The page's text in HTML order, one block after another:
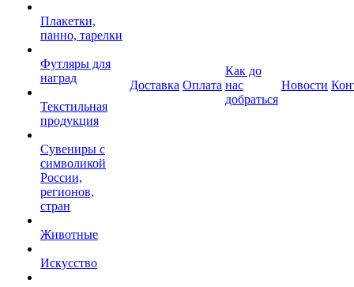
Плакетки,
панно, тарелки
Футляры для
наград
Текстильная
продукция
Сувениры с
символикой
России,
регионов,
стран
Животные
Искусство
Доставка Оплата
Как до
нас
добраться
Новости